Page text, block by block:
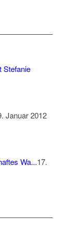
Stefanie
Januar 2012
Wa...17.